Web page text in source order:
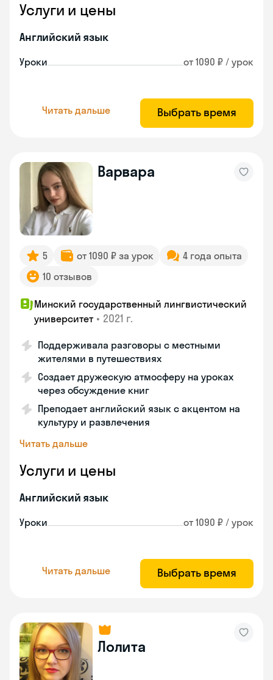
Услуги и цены
Английский язык
Уроки от 1090 ₽ / урок
Читать дальше Выбрать время
Варвара
5 от 1090 ₽ за урок
4 года опыта
10 отзывов
Минский государственный лингвистический
университет • 2021 г.
Поддерживала разговоры с местными
жителями в путешествиях
Создает дружескую атмосферу на уроках
через обсуждение книг
Преподает английский язык с акцентом на
культуру и развлечения
Читать дальше
Услуги и цены
Английский язык
Уроки от 1090 ₽ / урок
Читать дальше Выбрать время
Лолита